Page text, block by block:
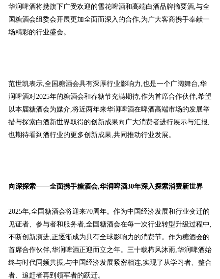
华润啤酒将携旗下广受欢迎的雪花啤酒和高端白酒品牌摘要酒,与全
国糖酒会组委会开展更加全面而深入的合作,为广大客商携手奉献一
场精彩的行业盛会。
范世凯表示,全国糖酒会具有深厚行业影响力,也是一个广阔舞台,华
润啤酒对2025年的糖酒会和春糖节充满期待,作为首席合作伙伴,希望
以本届糖酒会为媒介,将近两年来华润啤酒在啤酒高端市场的发展举
措与探索白酒新世界取得的创新成果向广大消费者进行展示与汇报,
也期待看到酒行业的更多创新成果,共同推动行业发展。
向深探索——全面携手糖酒会,华润啤酒30年深入探索消费新世界
2025年,全国糖酒会将迎来70周年。作为中国经济发展和行业变迁的
见证者、参与者和服务者,全国糖酒会在每一次行业转型升级过程中,
不断创新演进,正逐渐成为具有全球影响力的消费节。作为糖酒会的
首席合作伙伴,华润啤酒正迎而立之年。三十载栉风沐雨,华润啤酒始
终与时代同频共振,与中国经济发展紧密相连,实现了从学习者、整合
者、追赶者再到领军者的跃迁。